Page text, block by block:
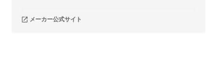
メーカー公式サイト